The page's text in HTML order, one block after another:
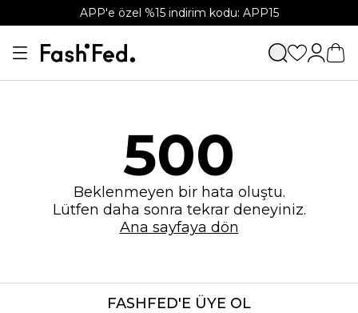
APP'e özel %15 indirim kodu: APP15
500
Beklenmeyen bir hata oluştu.
Lütfen daha sonra tekrar deneyiniz.
Ana sayfaya dön
FASHFED'E ÜYE OL